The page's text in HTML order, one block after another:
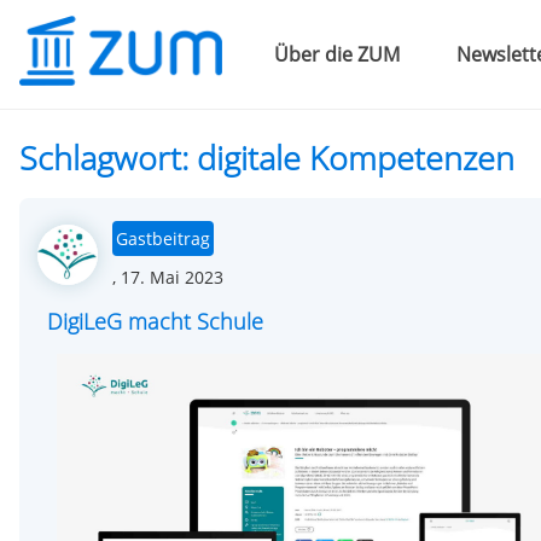
Über die ZUM
Schlagwort: digitale Kompetenzen
Gastbeitrag
, Posted
on
17. Mai 2023
DigiLeG macht Schule